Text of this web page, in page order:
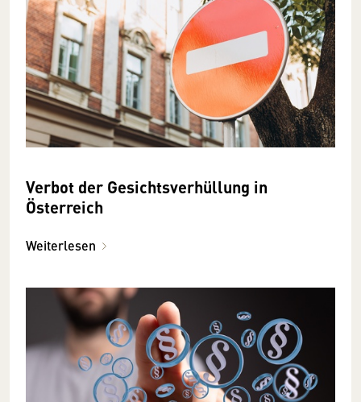
Verbot der Gesichtsverhüllung in
Österreich
Weiterlesen